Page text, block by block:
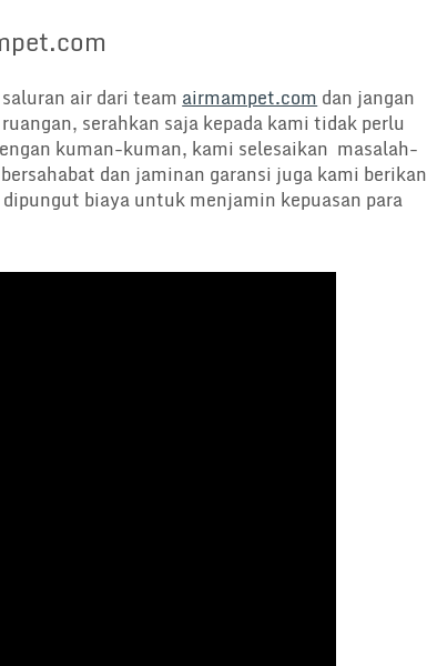
air dari team airmampet.com dan jangan
serahkan saja kepada kami tidak perlu
kuman-kuman, kami selesaikan masalah-
dan jaminan garansi juga kami berikan
biaya untuk menjamin kepuasan para